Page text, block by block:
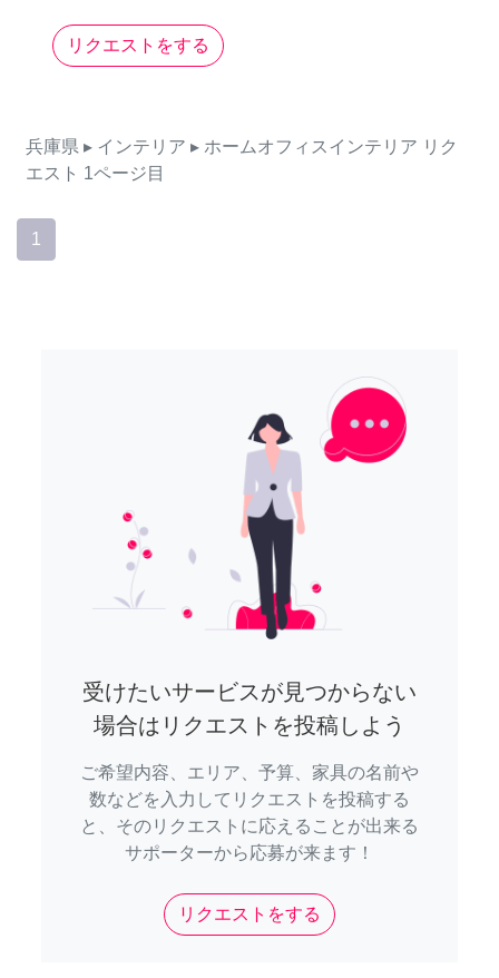
リクエストをする
兵庫県 ▸ インテリア ▸ ホームオフィスインテリア リク
エスト 1ページ目
1
受けたいサービスが見つからない
場合はリクエストを投稿しよう
ご希望内容、エリア、予算、家具の名前や
数などを入力してリクエストを投稿する
と、そのリクエストに応えることが出来る
サポーターから応募が来ます！
リクエストをする